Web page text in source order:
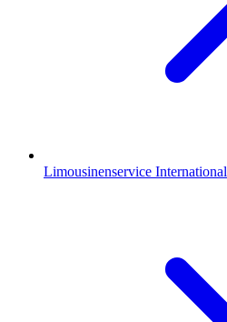
Limousinenservice International